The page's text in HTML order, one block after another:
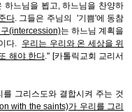
하느님을 뵙고, 하느님을 찬양하
다. 그들은 주님의 '기쁨'에 동참
(intercession)는 하느님 계획을
다. 우리는 우리와 온 세상을 위
해야 한다." [카톨릭교회 교리서
그리스도와 결합시켜 주는 것
with the saints)가 우리를 그리